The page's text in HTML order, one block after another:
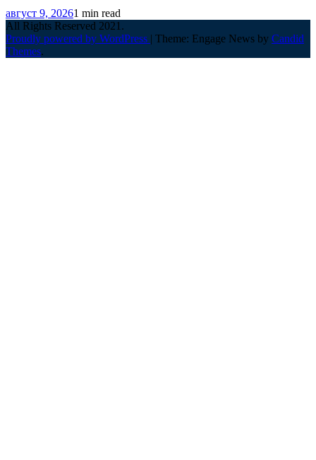
август 9, 20261 min read
All Rights Reserved 2021.
Proudly powered by WordPress | Theme: Engage News by Candid
Themes.